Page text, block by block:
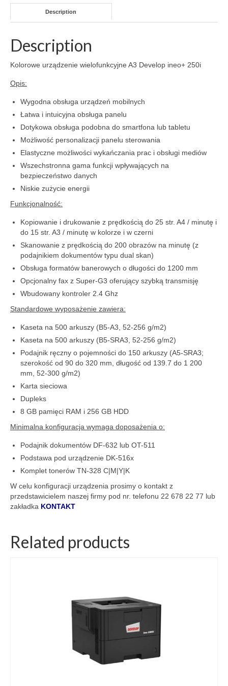
Description
Description
Kolorowe urządzenie wielofunkcyjne A3 Develop ineo+ 250i
Opis:
Wygodna obsługa urządzeń mobilnych
Łatwa i intuicyjna obsługa panelu
Dotykowa obsługa podobna do smartfona lub tabletu
Możliwość personalizacji panelu sterowania
Elastyczne możliwości wykańczania prac i obsługi mediów
Wszechstronna gama funkcji wpływających na
bezpieczeństwo danych
Niskie zużycie energii
Funkcjonalność:
Kopiowanie i drukowanie z prędkością do 25 str. A4 / minutę i
do 15 str. A3 / minutę w kolorze i w czerni
Skanowanie z prędkością do 200 obrazów na minutę (z
podajnikiem dokumentów typu dual skan)
Obsługa formatów banerowych o długości do 1200 mm
Opcjonalny fax z Super-G3 oferujący szybką transmisję
Wbudowany kontroler 2.4 Ghz
Standardowe wyposażenie zawiera:
Kaseta na 500 arkuszy (B5-A3, 52-256 g/m2)
Kaseta na 500 arkuszy (B5-SRA3, 52-256 g/m2)
Podajnik ręczny o pojemności do 150 arkuszy (A5-SRA3;
szerokość od 90 do 320 mm, długość od 139.7 do 1 200
mm, 52-300 g/m2)
Karta sieciowa
Dupleks
8 GB pamięci RAM i 256 GB HDD
Minimalna konfiguracja wymaga doposażenia o:
Podajnik dokumentów DF-632 lub OT-511
Podstawa pod urządzenie DK-516x
Komplet tonerów TN-328 C|M|Y|K
W celu konfiguracji urządzenia prosimy o kontakt z
przedstawicielem naszej firmy pod nr. telefonu 22 678 22 77 lub
zakładka KONTAKT
Related products